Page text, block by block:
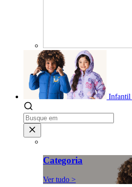
Infantil
Categoria
Ver tudo >